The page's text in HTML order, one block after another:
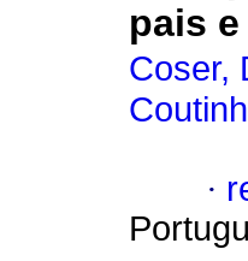
pais
Coser,
·